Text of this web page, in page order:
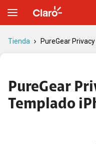
Tienda PureGear Privacy
PureGear
Templado
PureGear Privacy Vidrio